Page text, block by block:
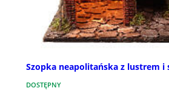
Szopka neapolitańska z lustrem i
DOSTĘPNY